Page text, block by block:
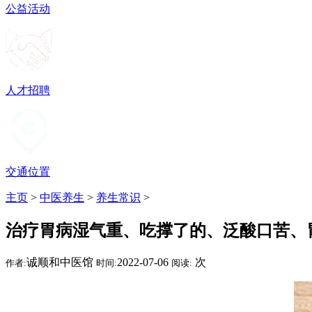
公益活动
人才招聘
交通位置
主页 > 中医养生 > 养生常识 >
治疗胃病湿气重、吃撑了的、泛酸口苦
作者:诚顺和中医馆 时间:2022-07-06 阅读: 次